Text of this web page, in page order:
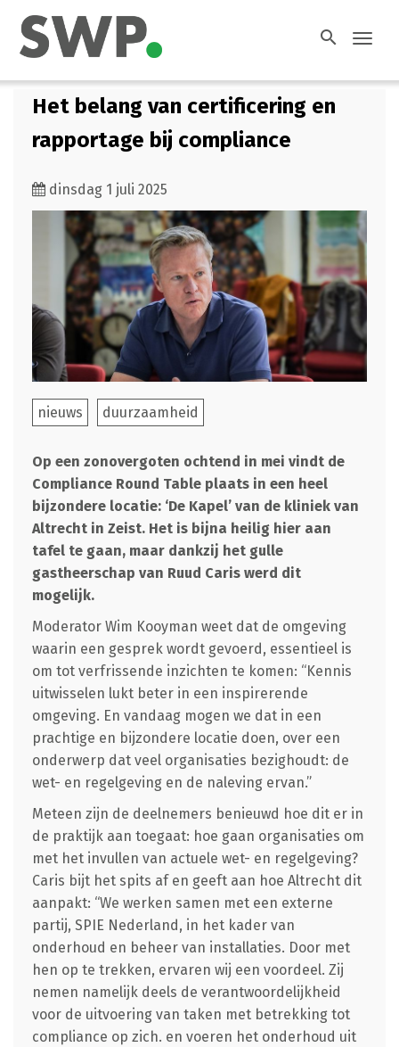
search
Het belang van certificering en
rapportage bij compliance
dinsdag 1 juli 2025
nieuws duurzaamheid
Op een zonovergoten ochtend in mei vindt de
Compliance Round Table plaats in een heel
bijzondere locatie: ‘De Kapel’ van de kliniek van
Altrecht in Zeist. Het is bijna heilig hier aan
tafel te gaan, maar dankzij het gulle
gastheerschap van Ruud Caris werd dit
mogelijk.
Moderator Wim Kooyman weet dat de omgeving
waarin een gesprek wordt gevoerd, essentieel is
om tot verfrissende inzichten te komen: “Kennis
uitwisselen lukt beter in een inspirerende
omgeving. En vandaag mogen we dat in een
prachtige en bijzondere locatie doen, over een
onderwerp dat veel organisaties bezighoudt: de
wet- en regelgeving en de naleving ervan.”
Meteen zijn de deelnemers benieuwd hoe dit er in
de praktijk aan toegaat: hoe gaan organisaties om
met het invullen van actuele wet- en regelgeving?
Caris bijt het spits af en geeft aan hoe Altrecht dit
aanpakt: “We werken samen met een externe
partij, SPIE Nederland, in het kader van
onderhoud en beheer van installaties. Door met
hen op te trekken, ervaren wij een voordeel. Zij
nemen namelijk deels de verantwoordelijkheid
voor de uitvoering van taken met betrekking tot
compliance op zich. en voeren het onderhoud uit